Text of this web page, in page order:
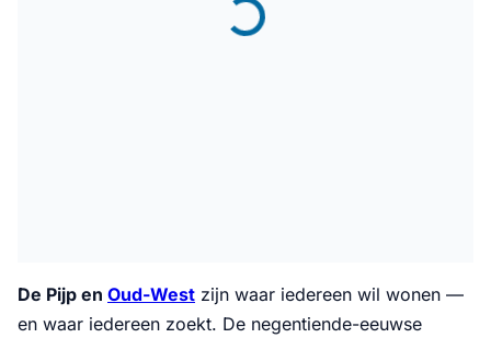
De Pijp en Oud-West zijn waar iedereen wil wonen —
en waar iedereen zoekt. De negentiende-eeuwse